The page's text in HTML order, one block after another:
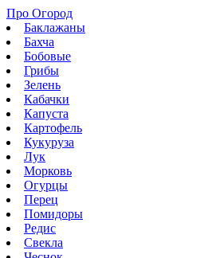
Про Огород
Баклажаны
Бахча
Бобовые
Грибы
Зелень
Кабачки
Капуста
Картофель
Кукуруза
Лук
Морковь
Огурцы
Перец
Помидоры
Редис
Свекла